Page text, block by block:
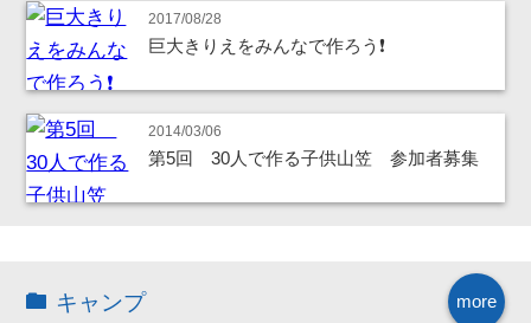
2017/08/28
巨大きりえをみんなで作ろう❗
2014/03/06
第5回 30人で作る子供山笠 参加者募集
more
キャンプ